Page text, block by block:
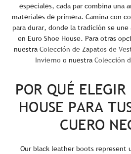
especiales, cada par combina una
materiales de primera. Camina con
para durar, donde la tradición se
en Euro Shoe House. Para otras
nuestra Colección de Zapatos de
Invierno o nuestra Colección
POR QUÉ ELEGIR
HOUSE PARA
CUERO
Our black leather boots represent